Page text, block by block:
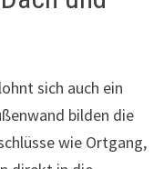
sich auch ein
bilden die
wie Ortgang,